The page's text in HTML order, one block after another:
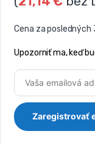
Cena za posledných
Upozorniť ma, keď